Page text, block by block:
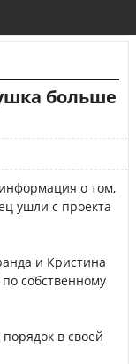
больше
о том,
ушли с проекта
и Кристина
собственному
в своей